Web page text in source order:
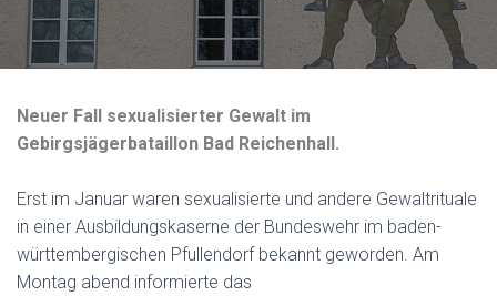
Neuer Fall sexualisierter Gewalt im
Gebirgsjägerbataillon Bad Reichenhall.
Erst im Januar waren sexualisierte und andere Gewaltrituale
in einer Ausbildungskaserne der Bundeswehr im baden-
württembergischen Pfullendorf bekannt geworden. Am
Montag abend informierte das